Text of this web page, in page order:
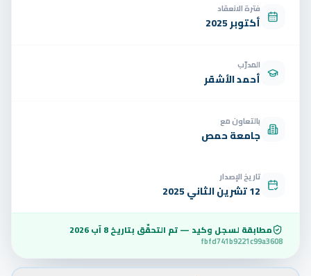
فترة الانعقاد
أكتوبر 2025
المدرّب
أحمد الأشقر
بالتعاون مع
جامعة حمص
تاريخ الإصدار
12 تشرين الثاني 2025
مطابقة لسجل وكيد — تم التحقّق بتاريخ8 آب 2026
fbfd741b9221c99a3608